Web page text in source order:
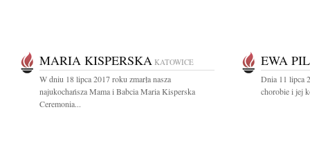
MARIA KISPERSKA KATOWICE
W dniu 18 lipca 2017 roku zmarła nasza
najukochańsza Mama i Babcia Maria Kisperska
Ceremonia...
EWA
Dnia 11 lipca
chorobie i jej